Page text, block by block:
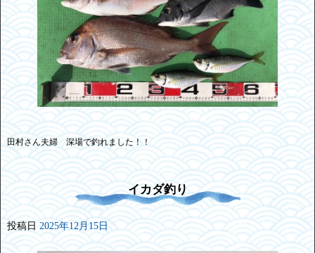
田村さん夫婦 深場で釣れました！！
イカダ釣り
投稿日 2025年12月15日